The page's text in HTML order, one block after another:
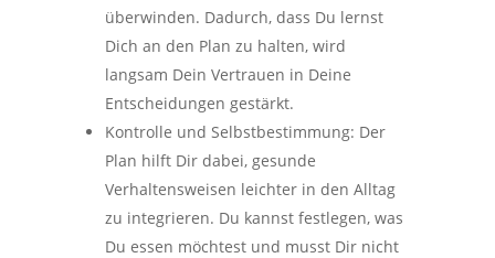
überwinden. Dadurch, dass Du lernst
Dich an den Plan zu halten, wird
langsam Dein Vertrauen in Deine
Entscheidungen gestärkt.
Kontrolle und Selbstbestimmung: Der
Plan hilft Dir dabei, gesunde
Verhaltensweisen leichter in den Alltag
zu integrieren. Du kannst festlegen, was
Du essen möchtest und musst Dir nicht